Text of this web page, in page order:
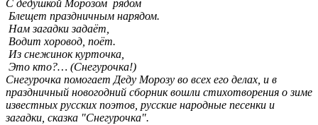
С дедушкой Морозом рядом
Блещет праздничным нарядом.
Нам загадки задаёт,
Водит хоровод, поёт.
Из снежинок курточка,
Это кто?… (Снегурочка!)
Снегурочка помогает Деду Морозу во всех его делах, и в
праздничный новогодний сборник вошли стихотворения о зиме
известных русских поэтов, русские народные песенки и
загадки, сказка "Снегурочка".